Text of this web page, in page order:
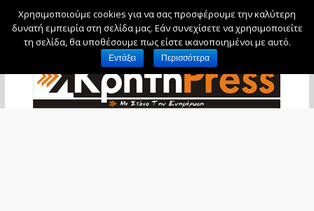
Σάββατο, 8 Αυγούστου, 2026
Χρησιμοποιούμε cookies για να σας προσφέρουμε την καλύτερη
δυνατή εμπειρία στη σελίδα μας. Εάν συνεχίσετε να χρησιμοποιείτε
τη σελίδα, θα υποθέσουμε πως είστε ικανοποιημένοι με αυτό.
Εντάξει Περισσότερα